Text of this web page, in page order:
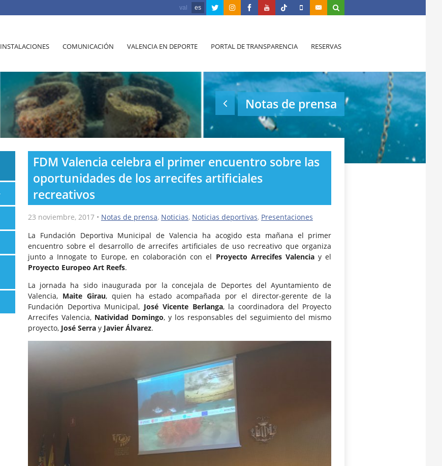
val es
INSTALACIONES COMUNICACIÓN VALENCIA EN DEPORTE PORTAL DE TRANSPARENCIA RESERVAS
Notas de prensa
FDM Valencia celebra el primer encuentro sobre las
oportunidades de los arrecifes artificiales
recreativos
23 noviembre, 2017• Notas de prensa, Noticias, Noticias deportivas, Presentaciones
La Fundación Deportiva Municipal de Valencia ha acogido esta mañana el primer
encuentro sobre el desarrollo de arrecifes artificiales de uso recreativo que organiza
junto a Innogate to Europe, en colaboración con el Proyecto Arrecifes Valencia y el
Proyecto Europeo Art Reefs.
La jornada ha sido inaugurada por la concejala de Deportes del Ayuntamiento de
Valencia, Maite Girau, quien ha estado acompañada por el director-gerente de la
Fundación Deportiva Municipal, José Vicente Berlanga, la coordinadora del Proyecto
Arrecifes Valencia, Natividad Domingo, y los responsables del seguimiento del mismo
proyecto,José Serray Javier Álvarez.